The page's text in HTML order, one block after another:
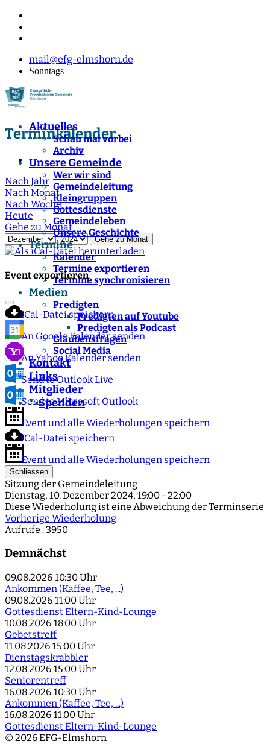
mail@efg-elmshorn.de
Sonntags
Aktuelles
Schau mal vorbei
Archiv
Unsere Gemeinde
Wer wir sind
Gemeindeleitung
Kleingruppen
Gottesdienste
Gemeindeleben
Unsere Geschichte
Termine
Kalender
Termine exportieren
Termine synchronisieren
Medien
Predigten
Predigten auf Youtube
Predigten als Podcast
Glaubensfragen
Social Media
Kontakt
Links
Mitglieder
">Spenden
Terminkalender
Nach Jahr
Nach Monat
Nach Woche
Heute
Gehe zu Monat
Gehe zu Monat
Event exportieren
iCal-Datei speichern
An Google Kalender senden
An Yahoo Kalender senden
Send to Outlook Live
Send to Microsoft Outlook
Event und alle Wiederholungen speichern
iCal-Datei speichern
Event und alle Wiederholungen speichern
Schliessen
Sitzung der Gemeindeleitung
Dienstag, 10. Dezember 2024, 19:00 - 22:00
Diese Wiederholung ist eine Abweichung der Terminserie
Vorherige Wiederholung
Aufrufe : 3950
Demnächst
09.08.2026 10:30 Uhr
Ankommen (Kaffee, Tee, ...)
09.08.2026 11:00 Uhr
Gottesdienst Eltern-Kind-Lounge
10.08.2026 18:00 Uhr
Gebetstreff
11.08.2026 15:00 Uhr
Dienstagskrabbler
12.08.2026 15:00 Uhr
Seniorentreff
16.08.2026 10:30 Uhr
Ankommen (Kaffee, Tee, ...)
16.08.2026 11:00 Uhr
Gottesdienst Eltern-Kind-Lounge
© 2026 EFG-Elmshorn